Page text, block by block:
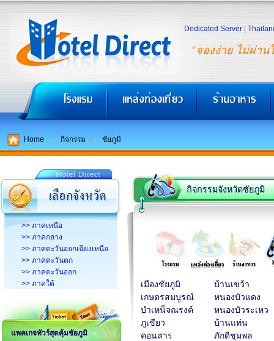
"จองง่าย ไม่ผ่าน
Dedicated Server
Home กิจกรรม ชัยภูมิ
>> ภาคเหนือ
>> ภาคกลาง
>> ภาคตะวันออกเฉียงเหนือ
>> ภาคตะวันตก
>> ภาคตะวันออก
>> ภาคใต้
แพคเกจทัวร์สุดคุ้มชัยภูมิ
กิจกรรมจังหวัดชัยภูมิ
เมืองชัยภูมิ
บ้านเขว้า
เกษตรสมบูรณ์
หนองบัวแดง
บำเหน็จณรงค์
หนองบัวระเหว
ภูเขียว
บ้านแท่น
คอนสาร
ภักดีชุมพล